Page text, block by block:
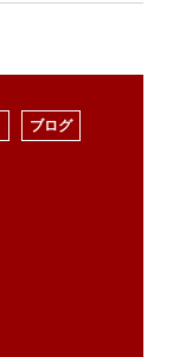
ブログ